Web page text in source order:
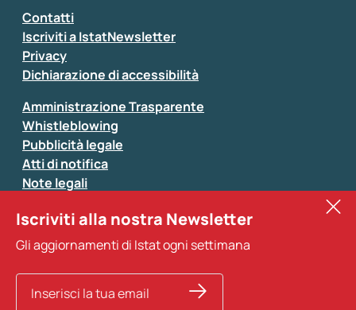
Inserisci il tuo commento
Si prega di non fornire dati di natura personale (ad
esempio dati di contatto). Per ogni altra comunicazione
e per richiedere dati, pubblicazioni, file di microdati,
Contatti
Iscriviti a IstatNewsletter
Privacy
Dichiarazione di accessibilità
Amministrazione Trasparente
Whistleblowing
Pubblicità legale
Atti di notifica
Note legali
Sistan
Altri servizi
Iscriviti alla nostra Newsletter
Gli aggiornamenti di Istat ogni settimana